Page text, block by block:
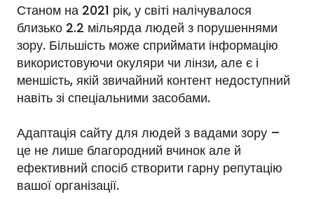
Станом на 2021 рік, у світі налічувалося
близько 2.2 мільярда людей з порушеннями
зору. Більшість може сприймати інформацію
використовуючи окуляри чи лінзи, але є і
меншість, якій звичайний контент недоступний
навіть зі спеціальними засобами.
Адаптація сайту для людей з вадами зору –
це не лише благородний вчинок але й
ефективний спосіб створити гарну репутацію
вашої організації.